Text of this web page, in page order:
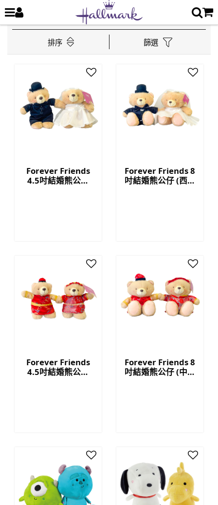
排序 篩選
Forever Friends
4.5吋結婚熊公仔
Forever Friends 8
吋結婚熊公仔 (西式
Forever Friends
4.5吋結婚熊公仔
Forever Friends 8
吋結婚熊公仔 (中式